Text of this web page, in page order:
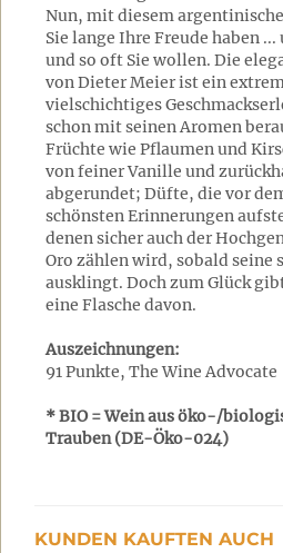
Nun, mit diesem
Sie lange Ihre Freude haben
und so oft Sie wollen. Die
von Dieter Meier ist ein
vielschichtiges
schon mit seinen Aromen
Früchte wie Pflaumen und
von feiner Vanille und
abgerundet; Düfte, die vor
schönsten Erinnerungen
denen sicher auch der
Oro zählen wird, sobald seine
ausklingt. Doch zum Glück
eine Flasche davon.
Auszeichnungen:
91 Punkte, The Wine Advocate
* BIO = Wein aus öko-/
Trauben (DE-Öko-024)
KUNDEN KAUFTEN AUCH